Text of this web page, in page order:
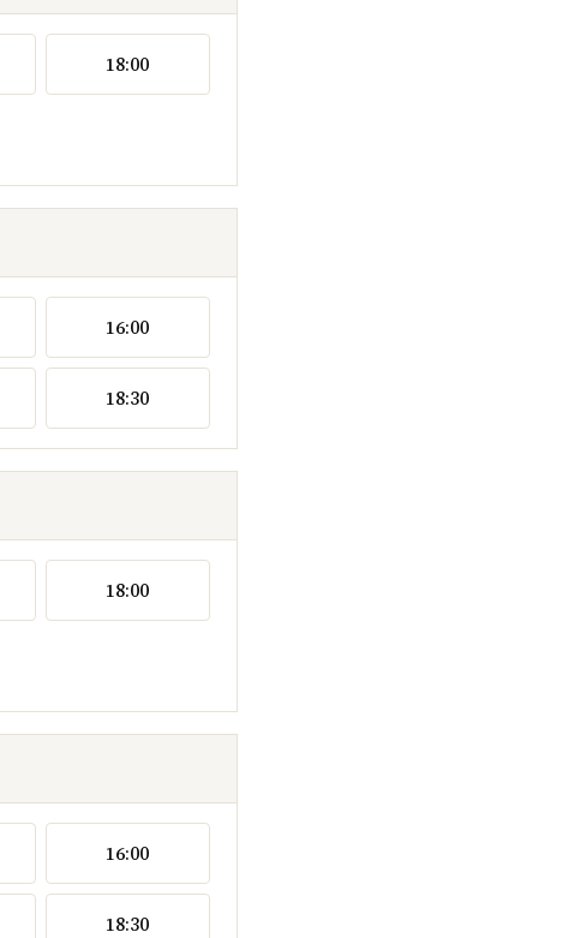
18:00
16:00
18:30
18:00
16:00
18:30